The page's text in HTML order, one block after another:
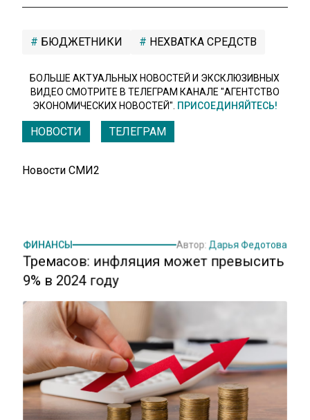
БЮДЖЕТНИКИ НЕХВАТКА СРЕДСТВ
БОЛЬШЕ АКТУАЛЬНЫХ НОВОСТЕЙ И ЭКСКЛЮЗИВНЫХ
ВИДЕО СМОТРИТЕ В ТЕЛЕГРАМ КАНАЛЕ "АГЕНТСТВО
ЭКОНОМИЧЕСКИХ НОВОСТЕЙ". ПРИСОЕДИНЯЙТЕСЬ!
НОВОСТИ ТЕЛЕГРАМ
Новости СМИ2
ФИНАНСЫ Автор: Дарья Федотова
Тремасов: инфляция может превысить
9% в 2024 году